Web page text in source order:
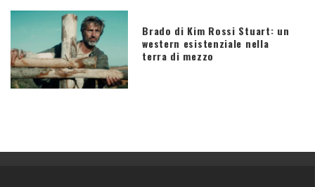
Brado di Kim Rossi Stuart: un
western esistenziale nella
terra di mezzo